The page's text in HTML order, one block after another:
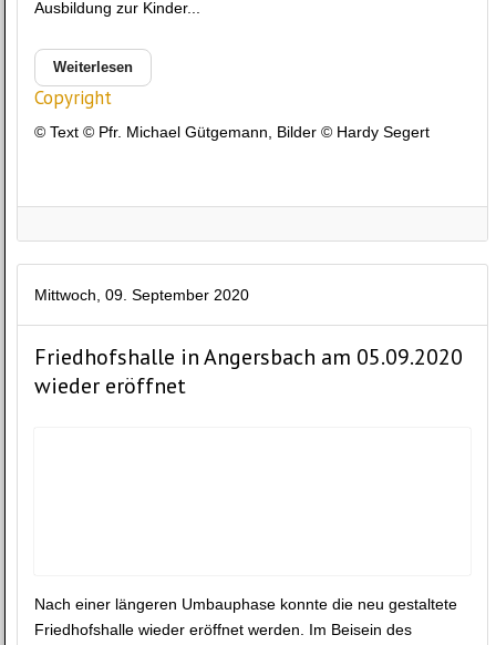
Ausbildung zur Kinder...
Weiterlesen
Copyright
© Text © Pfr. Michael Gütgemann, Bilder © Hardy Segert
Mittwoch, 09. September 2020
Friedhofshalle in Angersbach am 05.09.2020
wieder eröffnet
Nach einer längeren Umbauphase konnte die neu gestaltete
Friedhofshalle wieder eröffnet werden. Im Beisein des